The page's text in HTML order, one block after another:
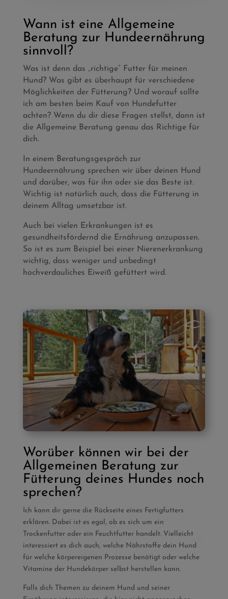
Wann ist eine Allgemeine
Beratung zur Hundeernährung
sinnvoll?
Was ist denn das „richtige“ Futter für meinen
Hund? Was gibt es überhaupt für verschiedene
Möglichkeiten der Fütterung? Und worauf sollte
ich am besten beim Kauf von Hundefutter
achten? Wenn du dir diese Fragen stellst, dann ist
die Allgemeine Beratung genau das Richtige für
dich.
In einem Beratungsgespräch zur
Hundeernährung sprechen wir über deinen Hund
und darüber, was für ihn oder sie das Beste ist.
Wichtig ist natürlich auch, dass die Fütterung in
deinem Alltag umsetzbar ist.
Auch bei vielen Erkrankungen ist es
gesundheitsfördernd die Ernährung anzupassen.
So ist es zum Beispiel bei einer Nierenerkrankung
wichtig, dass weniger und unbedingt
hochverdauliches Eiweiß gefüttert wird.
Worüber können wir bei der
Allgemeinen Beratung zur
Fütterung deines Hundes noch
sprechen?
Ich kann dir gerne die Rückseite eines Fertigfutters
erklären. Dabei ist es egal, ob es sich um ein
Trockenfutter oder ein Feuchtfutter handelt. Vielleicht
interessiert es dich auch, welche Nährstoffe dein Hund
für welche körpereigenen Prozesse benötigt oder welche
Vitamine der Hundekörper selbst herstellen kann.
Falls dich Themen zu deinem Hund und seiner